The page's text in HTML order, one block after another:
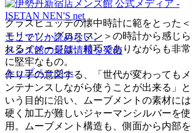
グラスヒュッテの懐中時計に範をとった＜
モリッツ・グロスマン＞の時計から感じら
れるイメージは、精巧でありながらも非常
に堅牢なもの。
作り手の意図する、「世代が変わってもメ
ンテナンスしながら使うことが出来る」と
いう目的に沿い、ムーブメントの素材には
硬く加工が難しいジャーマンシルバーを使
用。ムーブメント構造も、側面から内部を
ここでしか読めない、
メンズ館の最新情報を発信
トップページへ